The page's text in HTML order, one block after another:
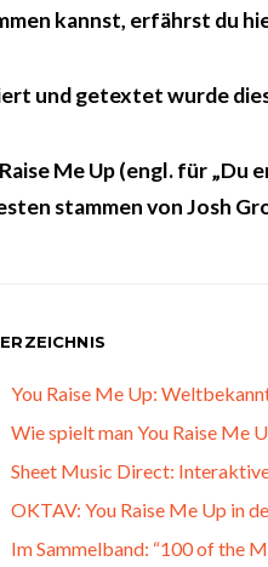
kannst, erfährst du
und getextet wurde
Me Up (engl. für „Du
stammen von Josh
You Raise Me Up:
Wie spielt man You Raise Me
Sheet Music Direct:
OKTAV: You Raise Me Up in
Im Sammelband: “100 of the